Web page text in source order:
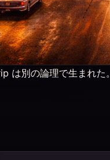
別の論理で生まれた